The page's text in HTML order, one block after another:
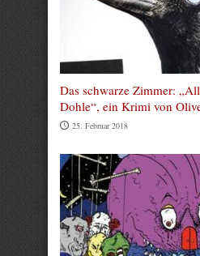
Das schwarze Zimmer:
Dohle“, ein Krimi von
25. Februar 2018